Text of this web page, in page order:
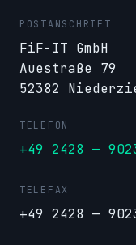
POSTANSCHRIFT
FiF-IT GmbH
Auestraße 79
52382
TELEFON
+49 2428 —
TELEFAX
+49 2428 —